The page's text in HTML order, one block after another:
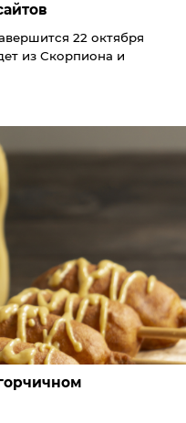
22 октября
из Скорпиона и